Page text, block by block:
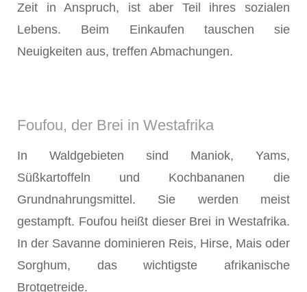
Zeit in Anspruch, ist aber Teil ihres sozialen
Lebens. Beim Einkaufen tauschen sie
Neuigkeiten aus, treffen Abmachungen.
Foufou, der Brei in Westafrika
In Waldgebieten sind Maniok, Yams,
Süßkartoffeln und Kochbananen die
Grundnahrungsmittel. Sie werden meist
gestampft. Foufou heißt dieser Brei in Westafrika.
In der Savanne dominieren Reis, Hirse, Mais oder
Sorghum, das wichtigste afrikanische
Brotgetreide.